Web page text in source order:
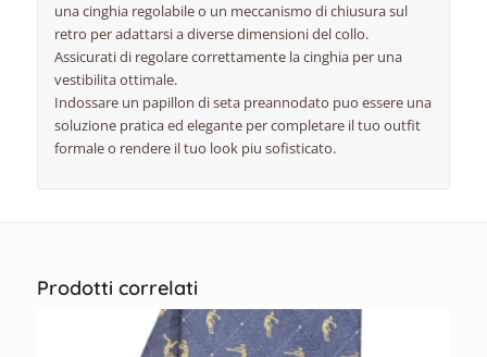
una cinghia regolabile o un meccanismo di chiusura sul
retro per adattarsi a diverse dimensioni del collo.
Assicurati di regolare correttamente la cinghia per una
vestibilita ottimale.
Indossare un papillon di seta preannodato puo essere una
soluzione pratica ed elegante per completare il tuo outfit
formale o rendere il tuo look piu sofisticato.
Prodotti correlati